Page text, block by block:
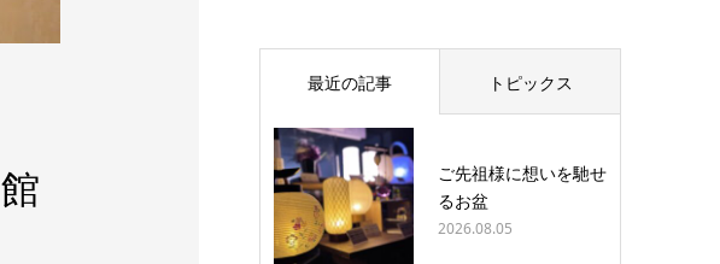
最近の記事 トピックス
ご先祖様に想いを馳せ
るお盆
2026.08.05